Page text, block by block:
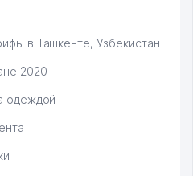
в Ташкенте, Узбекистан
2020
одеждой